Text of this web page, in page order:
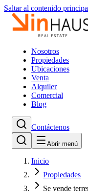
Saltar al contenido
Nosotros
Propiedades
Ubicaciones
Venta
Alquiler
Comercial
Blog
Contáctenos
Abrir menú
Inicio
Propiedades
Se vende